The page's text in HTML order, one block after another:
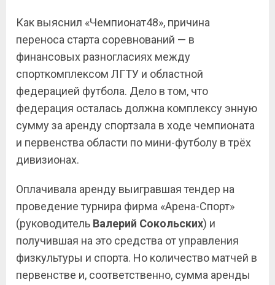
Как выяснил «Чемпионат48», причина
переноса старта соревнований — в
финансовых разногласиях между
спорткомплексом ЛГТУ и областной
федерацией футбола. Дело в том, что
федерация осталась должна комплексу энную
сумму за аренду спортзала в ходе чемпионата
и первенства области по мини-футболу в трёх
дивизионах.
Оплачивала аренду выигравшая тендер на
проведение турнира фирма «Арена-Спорт»
(руководитель Валерий Сокольских) и
получившая на это средства от управления
физкультуры и спорта. Но количество матчей в
первенстве и, соответственно, сумма аренды